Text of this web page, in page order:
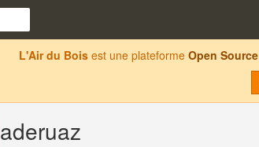
L'Air du Bois est une plateforme Open Source
aderuaz